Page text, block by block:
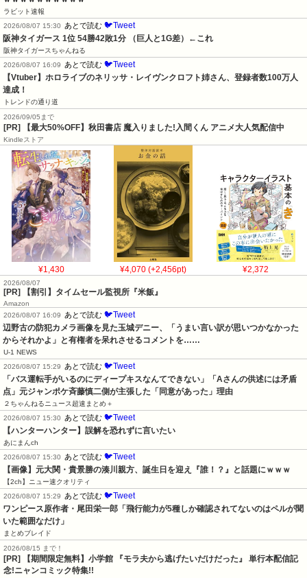
ラビット速報
2026/08/07 15:30
あとで読む 🐦Tweet
阪神タイガース 1位 54勝42敗1分 （巨人と1G差）←これ
阪神タイガースちゃんねる
2026/08/07 16:09
あとで読む 🐦Tweet
【Vtuber】ホロライブのネリッサ・レイヴンクロフト姉さん、登録者数100万人
達成！
トレンドの通り道
2026/09/05まで
[PR] 【最大50%OFF】秋田書店 魔入りました!入間くん アニメ大人気配信中
Kindleストア
¥1,430 ¥4,070 (+2,456pt) ¥2,372
2026/08/07
[PR] 【割引】タイムセール監視所『米飯』
Amazon
2026/08/07 16:09 あとで読む 🐦Tweet
辺野古の防犯カメラ画像を見た玉城デニー、「うまい言い訳が思いつかなかった
からそれかよ」と有権者を呆れさせるコメントを……
U-1 NEWS
2026/08/07 15:29 あとで読む 🐦Tweet
「バス運転手がいるのにディープキスなんてできない」「Aさんの供述には矛盾
点」元ジャンポケ斉藤慎二側が主張した「同意があった」理由
２ちゃんねるニュース超速まとめ＋
2026/08/07 15:30 あとで読む 🐦Tweet
【ハンターハンター】誤解を恐れずに言いたい
あにまんch
2026/08/07 15:30 あとで読む 🐦Tweet
【画像】元大関・貴景勝の湊川親方、誕生日を迎え『誰！？』と話題にｗｗｗ
【2ch】ニュー速クオリティ
2026/08/07 15:29 あとで読む 🐦Tweet
ワンピース原作者・尾田栄一郎「飛行能力が5種しか確認されてないのはペルが聞
いた範囲なだけ」
まとめブレイド
2026/08/15 まで！
[PR] 【期間限定無料】小学館 『モラ夫から逃げたいだけだった』 単行本配信記
念!ニャンコミック特集!!